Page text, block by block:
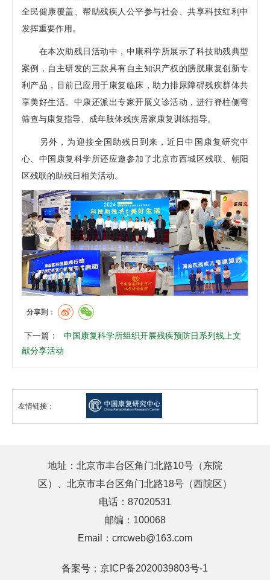
全民健康覆盖、帮助残疾人公平参与社会、共享科技红利中
发挥重要作用。
在本次助残日活动中，中康科学所展示了科技助残典型
案例，自主研发的三款具有自主知识产权的膀胱康复创新专
利产品，目前已应用于康复临床，助力排尿障碍残疾群体共
享美好生活。中康还派出专家开展义诊活动，进行脊柱侧弯
筛查与康复指导、成年肢体残疾居家康复训练指导。
另外，为迎接全国助残日到来，近日中国康复研究中
心、中国康复科学所还应邀参加了北京市西城区残联、朝阳
区残联的助残日相关活动。
分享到：
下一篇：
中国康复科学所组织开展残疾预防日系列线上文
献分享活动
友情链接：
地址：北京市丰台区角门北路10号（东院
区）、北京市丰台区角门北路18号（西院区）
电话：87020531
邮编：100068
Email：crrcweb@163.com
备案号：京ICP备2020039803号-1